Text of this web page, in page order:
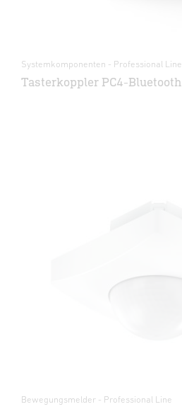
Systemkomponenten - Professional Line
Tasterkoppler PC4-Bluetooth
Bewegungsmelder - Professional Line